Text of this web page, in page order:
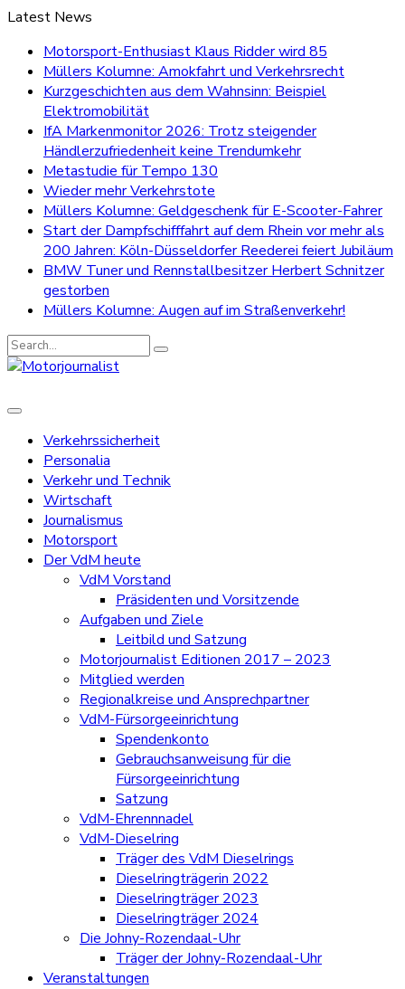
Latest News
Motorsport-Enthusiast Klaus Ridder wird 85
Müllers Kolumne: Amokfahrt und Verkehrsrecht
Kurzgeschichten aus dem Wahnsinn: Beispiel
Elektromobilität
IfA Markenmonitor 2026: Trotz steigender
Händlerzufriedenheit keine Trendumkehr
Metastudie für Tempo 130
Wieder mehr Verkehrstote
Müllers Kolumne: Geldgeschenk für E-Scooter-Fahrer
Start der Dampfschifffahrt auf dem Rhein vor mehr als
200 Jahren: Köln-Düsseldorfer Reederei feiert Jubiläum
BMW Tuner und Rennstallbesitzer Herbert Schnitzer
gestorben
Müllers Kolumne: Augen auf im Straßenverkehr!
Search
for:
Verkehrssicherheit
Personalia
Verkehr und Technik
Wirtschaft
Journalismus
Motorsport
Der VdM heute
VdM Vorstand
Präsidenten und Vorsitzende
Aufgaben und Ziele
Leitbild und Satzung
Motorjournalist Editionen 2017 – 2023
Mitglied werden
Regionalkreise und Ansprechpartner
VdM-Fürsorgeeinrichtung
Spendenkonto
Gebrauchsanweisung für die
Fürsorgeeinrichtung
Satzung
VdM-Ehrennnadel
VdM-Dieselring
Träger des VdM Dieselrings
Dieselringträgerin 2022
Dieselringträger 2023
Dieselringträger 2024
Die Johny-Rozendaal-Uhr
Träger der Johny-Rozendaal-Uhr
Veranstaltungen